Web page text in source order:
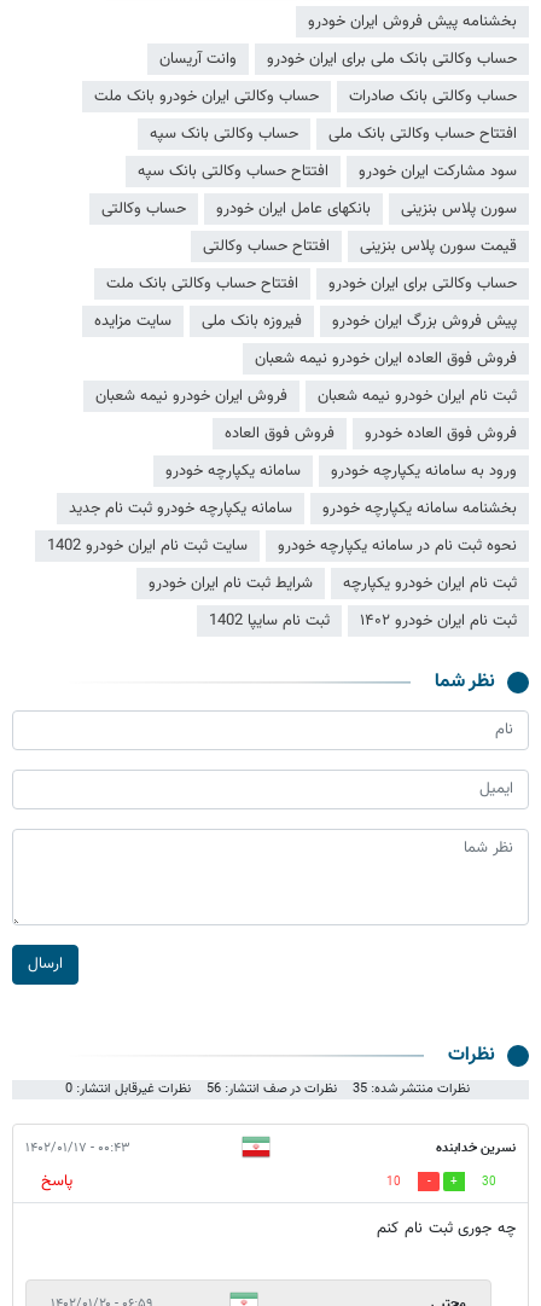
بخشنامه پیش فروش ایران خودرو
حساب وکالتی بانک ملی برای ایران خودرو
وانت آریسان
حساب وکالتی بانک صادرات
حساب وکالتی ایران خودرو بانک ملت
افتتاح حساب وکالتی بانک ملی
حساب وکالتی بانک سپه
سود مشارکت ایران خودرو
افتتاح حساب وکالتی بانک سپه
سورن پلاس بنزینی
بانکهای عامل ایران خودرو
حساب وکالتی
قیمت سورن پلاس بنزینی
افتتاح حساب وکالتی
حساب وکالتی برای ایران خودرو
افتتاح حساب وکالتی بانک ملت
پیش فروش بزرگ ایران خودرو
فیروزه بانک ملی
سایت مزایده
فروش فوق العاده ایران خودرو نیمه شعبان
ثبت نام ایران خودرو نیمه شعبان
فروش ایران خودرو نیمه شعبان
فروش فوق العاده خودرو
فروش فوق العاده
ورود به سامانه یکپارچه خودرو
سامانه یکپارچه خودرو
بخشنامه سامانه یکپارچه خودرو
سامانه یکپارچه خودرو ثبت نام جدید
نحوه ثبت نام در سامانه یکپارچه خودرو
سایت ثبت نام ایران خودرو 1402
ثبت نام ایران خودرو یکپارچه
شرایط ثبت نام ایران خودرو
ثبت نام ایران خودرو ۱۴۰۲
ثبت نام سایپا 1402
نظر شما
ارسال
نظرات
نظرات منتشر شده: 35 نظرات در صف انتشار: 56 نظرات غیرقابل انتشار: 0
نسرین خدابنده ۰۰:۴۳ - ۱۴۰۲/۰۱/۱۷
30
10
پاسخ
چه جوری ثبت نام کنم